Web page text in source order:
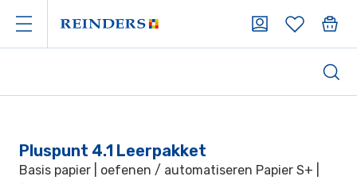
Pluspunt 4.1 Leerpakket
Basis papier | oefenen / automatiseren Papier S+ |